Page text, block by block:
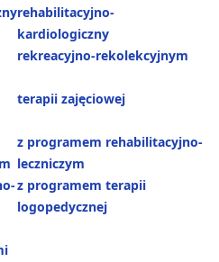
rehabilitacyjno-
kardiologiczny
rekreacyjno-rekolekcyjnym
terapii zajęciowej
z programem rehabilitacyjno-
leczniczym
z programem terapii
logopedycznej